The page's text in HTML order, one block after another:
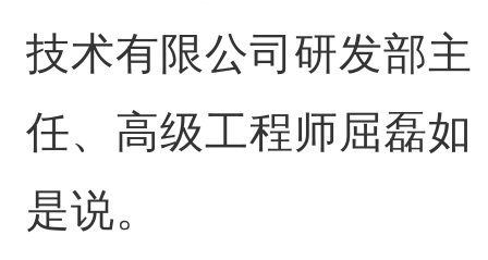
技术有限公司研发部主
任、高级工程师屈磊如
是说。